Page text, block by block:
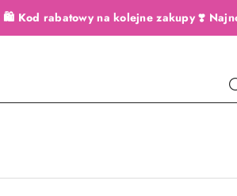
🛍️ Kod rabatowy na kolejne zakupy ❣️